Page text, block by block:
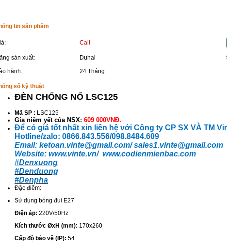
tin sản phẩm
Call
sản xuất: Duhal
hành:
24 Tháng
số kỹ thuật
ĐÈN CHỐNG NỔ LSC125
Mã SP : LSC125
Gía niêm yết của NSX: 609 000VNĐ.
Để có giá tốt nhất xin liên hệ với Công ty CP SX VÀ TM
Hotline/zalo: 0866.843.556/098.8484.609
Email: ketoan.vinte@gmail.com/sales1.vinte@gmail.com
Website: www.vinte.vn/ www.codienmienbac.com
#Denxuong
#Denduong
#Denpha
Đặc điểm:
Sử dụng bóng đui E27
Điện áp: 220V/50Hz
Kích thước ØxH (mm): 170x260
Cấp độ bảo vệ (IP): 54